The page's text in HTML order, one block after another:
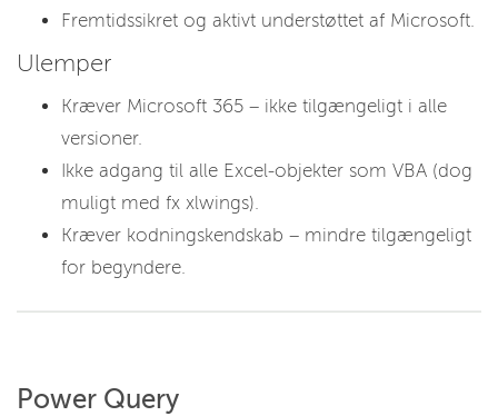
Fremtidssikret og aktivt understøttet af Microsoft.
Ulemper
Kræver Microsoft 365 – ikke tilgængeligt i alle
versioner.
Ikke adgang til alle Excel-objekter som VBA (dog
muligt med fx xlwings).
Kræver kodningskendskab – mindre tilgængeligt
for begyndere.
Power Query